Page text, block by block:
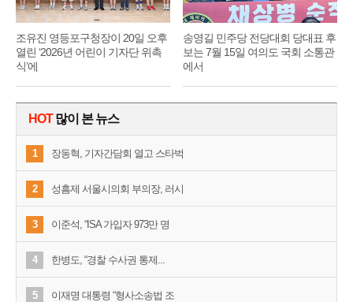
조유진 영등포구청장이 20일 오후
열린 ‘2026년 어린이 기자단 위촉
식’에
송영길 민주당 전당대회 당대표 후
보는 7월 15일 여의도 국회 소통관
에서
HOT많이 본 뉴스
1 장동혁, 기자간담회 열고 스타벅
2 성흠제 서울시의회 부의장, 러시
3 이준석, “ISA 가입자 973만 명
4 한병도, “경찰 수사권 통제...
5 이재명 대통령 “형사소송법 조